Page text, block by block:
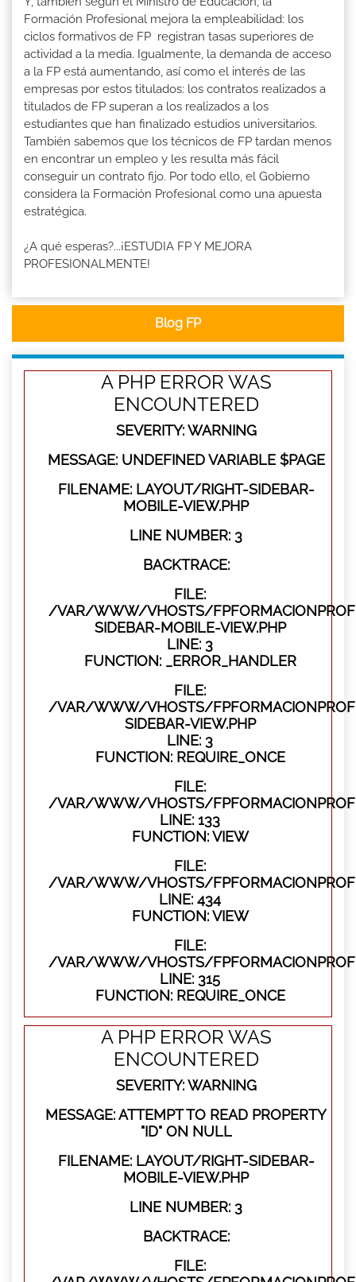
Formación Profesional mejora la empleabilidad: los
ciclos formativos de FP registran tasas superiores de
actividad a la media. Igualmente, la demanda de acceso
a la FP está aumentando, así como el interés de las
empresas por estos titulados: los contratos realizados a
titulados de FP superan a los realizados a los
estudiantes que han finalizado estudios universitarios.
También sabemos que los técnicos de FP tardan menos
en encontrar un empleo y les resulta más fácil
conseguir un contrato fijo. Por todo ello, el Gobierno
considera la Formación Profesional como una apuesta
estratégica.
¿A qué esperas?...¡ESTUDIA FP Y MEJORA
PROFESIONALMENTE!
Blog FP
A PHP ERROR WAS
ENCOUNTERED
SEVERITY: WARNING
MESSAGE: UNDEFINED VARIABLE $PAGE
FILENAME: LAYOUT/RIGHT-SIDEBAR-
MOBILE-VIEW.PHP
LINE NUMBER: 3
BACKTRACE:
FILE:
/VAR/WWW/VHOSTS/
SIDEBAR-MOBILE-VIEW.PHP
LINE: 3
FUNCTION: _ERROR_HANDLER
FILE:
/VAR/WWW/VHOSTS/
SIDEBAR-VIEW.PHP
LINE: 3
FUNCTION: REQUIRE_ONCE
FILE:
/VAR/WWW/VHOSTS/
LINE: 133
FUNCTION: VIEW
FILE:
/VAR/WWW/VHOSTS/
LINE: 434
FUNCTION: VIEW
FILE:
/VAR/WWW/VHOSTS/
LINE: 315
FUNCTION: REQUIRE_ONCE
A PHP ERROR WAS
ENCOUNTERED
SEVERITY: WARNING
MESSAGE: ATTEMPT TO READ PROPERTY
"ID" ON NULL
FILENAME: LAYOUT/RIGHT-SIDEBAR-
MOBILE-VIEW.PHP
LINE NUMBER: 3
BACKTRACE:
FILE: